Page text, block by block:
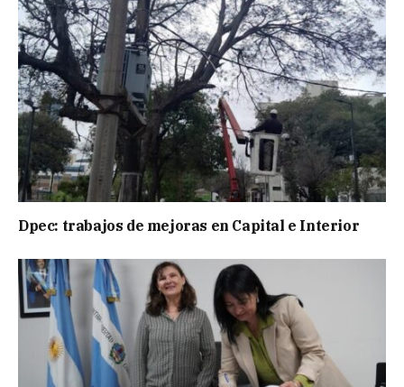
Dpec: trabajos de mejoras en Capital e Interior